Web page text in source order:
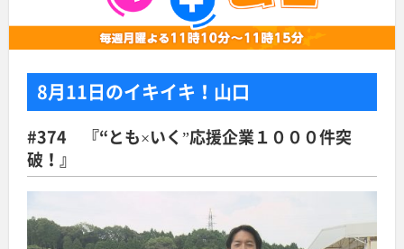
8月11日のイキイキ！山口
#374 『“とも×いく”応援企業１０００件突
破！』